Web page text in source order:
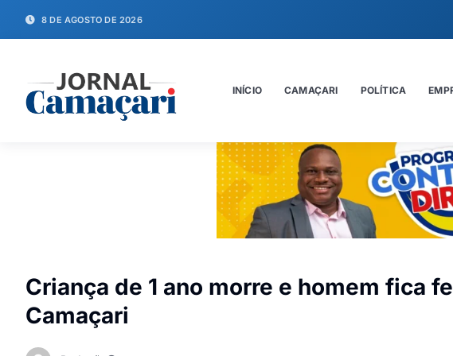
8 DE AGOSTO DE 2026
INÍCIO CAMAÇARI POLÍTICA
Criança de 1 ano morre e homem fica
Camaçari